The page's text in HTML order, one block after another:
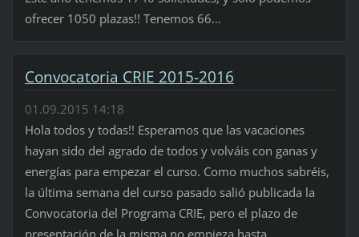
ofrecer 1050 plazas!! Tenemos 66...
Convocatoria CRIE 2015-2016
01.09.2015 14:18
Hola todos y todas!! Esperamos que las vacaciones
hayan sido del agrado de todos y volváis con ganas y
energías para empezar el curso. Como muchos sabréis,
la última semana del curso pasado salió publicada la
Convocatoria del Programa CRIE, pero el plazo de